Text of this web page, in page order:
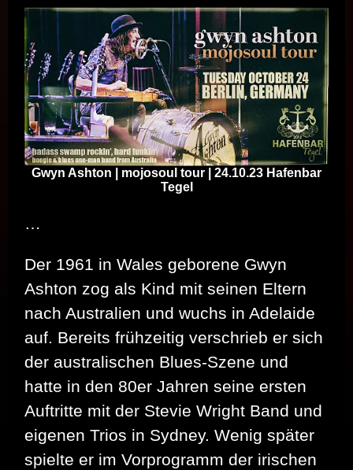
Gwyn Ashton | mojosoul tour | 24.10.23 Hafenbar
Tegel
…
Der 1961 in Wales geborene Gwyn
Ashton zog als Kind mit seinen Eltern
nach Australien und wuchs in Adelaide
auf. Bereits frühzeitig verschrieb er sich
der australischen Blues-Szene und
hatte in den 80er Jahren seine ersten
Auftritte mit der Stevie Wright Band und
eigenen Trios in Sydney. Wenig später
spielte er im Vorprogramm der irischen